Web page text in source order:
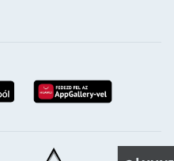
play-röl
letöltés az app-store-ból
letöltés